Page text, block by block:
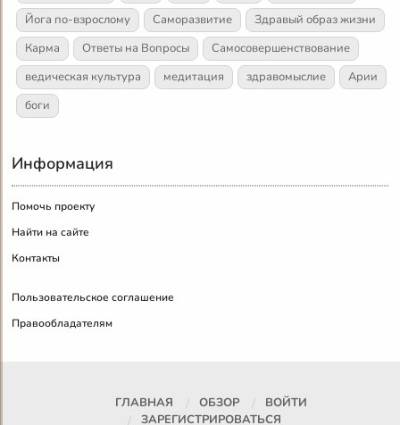
Йога по-взрослому
Саморазвитие
Здравый образ жизни
Карма
Ответы на Вопросы
Самосовершенствование
ведическая культура
медитация здравомыслие
Арии
боги
Информация
Помочь проекту
Найти на сайте
Контакты
Пользовательское соглашение
Правообладателям
ГЛАВНАЯ ОБЗОР
ВОЙТИ
ЗАРЕГИСТРИРОВАТЬСЯ